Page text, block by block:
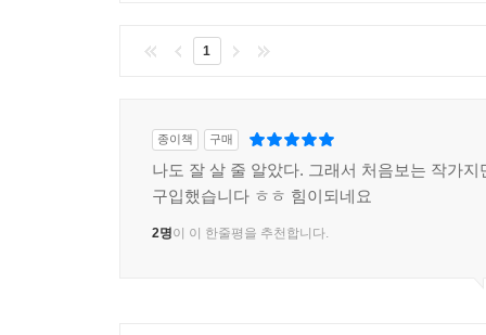
1
종이책 구매
나도 잘 살 줄 알았다. 그래서 처음보는 작가지
구입했습니다 ㅎㅎ 힘이되네요
2명이 이 한줄평을 추천합니다.